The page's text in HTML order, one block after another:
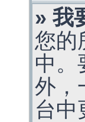
» 我
您的
中。
外，
台中